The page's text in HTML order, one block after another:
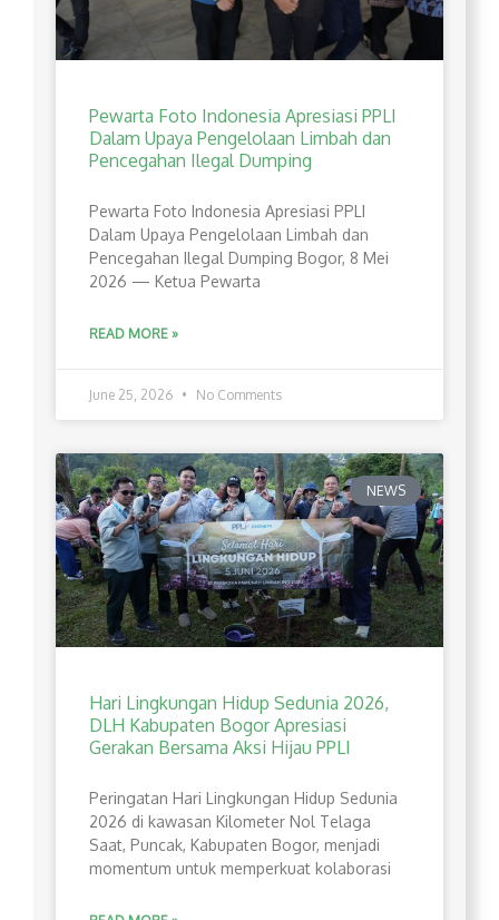
Pewarta Foto Indonesia Apresiasi PPLI
Dalam Upaya Pengelolaan Limbah dan
Pencegahan Ilegal Dumping
Pewarta Foto Indonesia Apresiasi PPLI
Dalam Upaya Pengelolaan Limbah dan
Pencegahan Ilegal Dumping Bogor, 8 Mei
2026 — Ketua Pewarta
READ MORE »
June 25, 2026 No Comments
NEWS
Hari Lingkungan Hidup Sedunia 2026,
DLH Kabupaten Bogor Apresiasi
Gerakan Bersama Aksi Hijau PPLI
Peringatan Hari Lingkungan Hidup Sedunia
2026 di kawasan Kilometer Nol Telaga
Saat, Puncak, Kabupaten Bogor, menjadi
momentum untuk memperkuat kolaborasi